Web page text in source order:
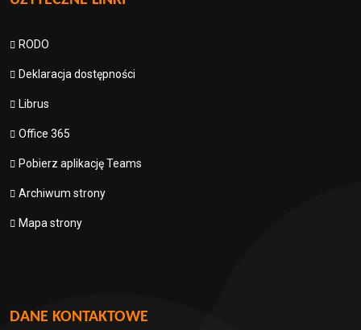
RODO
Deklaracja dostępności
Librus
Office 365
Pobierz aplikację Teams
Archiwum strony
Mapa strony
DANE KONTAKTOWE